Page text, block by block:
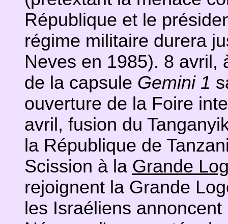
République et le
régime militaire durera
Neves en 1985). 8 avril,
de la capsule Gemini 1
ouverture de la Foire
avril, fusion du
la République de
Scission à la Grande
rejoignent la Grande
les Israéliens